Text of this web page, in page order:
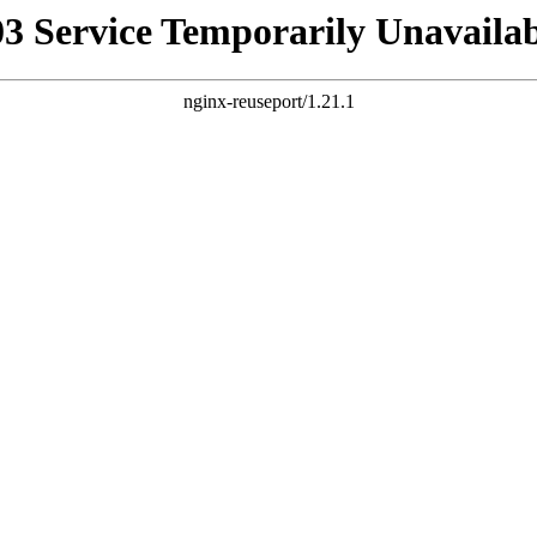
Service Temporarily
nginx-reuseport/1.21.1